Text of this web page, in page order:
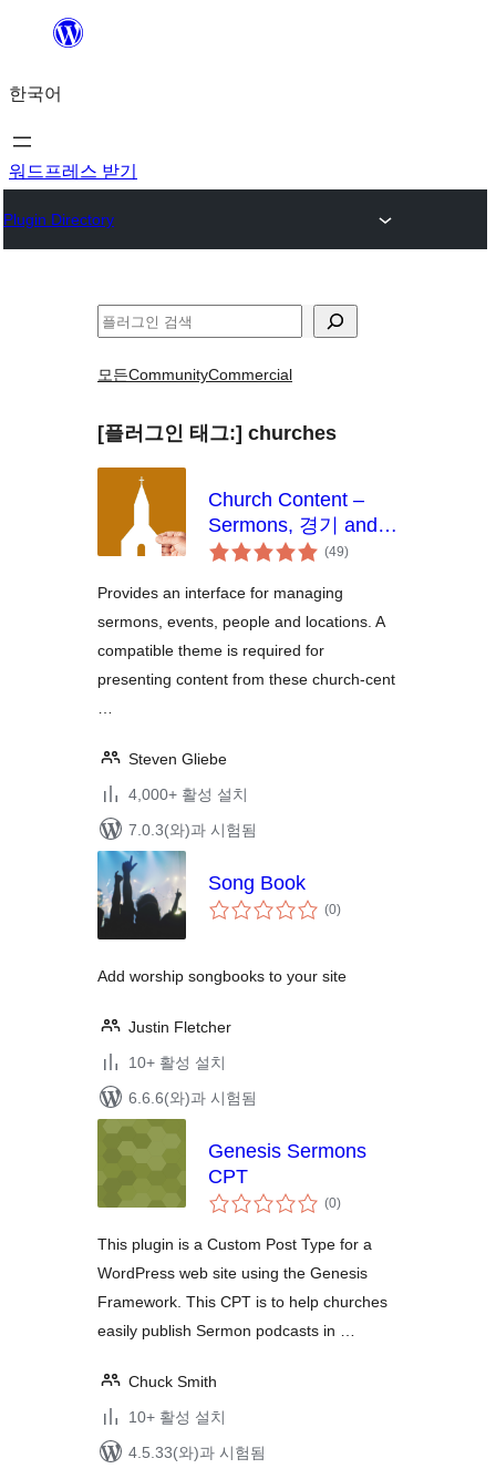
츠
로
바
가
한국어
워드프레스 받기
Plugin Directory
검
모든CommunityCommercial
[플러그인 태그:] churches
Church Content –
Sermons, 경기 and
More
(49전
체)
Provides an interface for managing
sermons, events, people and locations. A
compatible theme is required for
presenting content from these church-cent
Steven Gliebe
4,000+ 활성 설치
7.0.3(와)과 시험됨
Song Book
(0전
체)
Add worship songbooks to your site
Justin Fletcher
10+ 활성 설치
6.6.6(와)과 시험됨
Genesis Sermons
CPT
(0전
체
점
)
This plugin is a Custom Post Type for a
WordPress web site using the Genesis
Framework. This CPT is to help churches
easily publish Sermon podcasts in …
Chuck Smith
10+ 활성 설치
4.5.33(와)과 시험됨